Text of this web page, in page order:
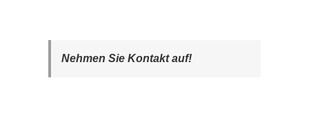
Nehmen Sie Kontakt auf!